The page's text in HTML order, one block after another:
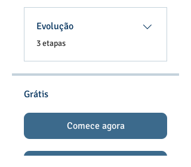
Evolução
.3 etapas
Grátis
Comece agora